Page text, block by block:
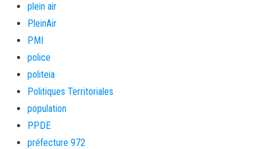
plein air
PleinAir
PMI
police
politeia
Politiques Territoriales
population
PPDE
préfecture 972